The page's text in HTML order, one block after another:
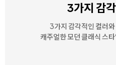
3가지 감
3가지 감각적인 컬러
캐주얼한 모던 클래식 스